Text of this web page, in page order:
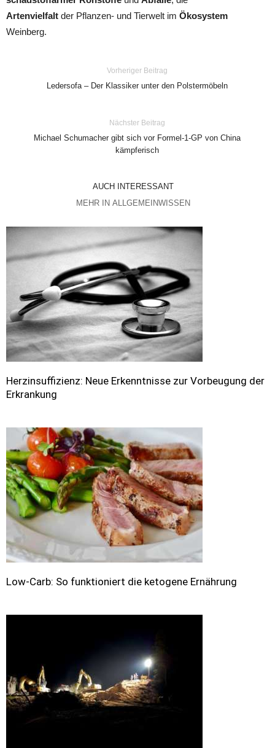
Artenvielfalt der Pflanzen- und Tierwelt im Ökosystem
Weinberg.
Vorheriger Beitrag
Ledersofa – Der Klassiker unter den Polstermöbeln
Nächster Beitrag
Michael Schumacher gibt sich vor Formel-1-GP von China
kämpferisch
AUCH INTERESSANT
MEHR IN ALLGEMEINWISSEN
Herzinsuffizienz: Neue Erkenntnisse zur Vorbeugung der
Erkrankung
Low-Carb: So funktioniert die ketogene Ernährung